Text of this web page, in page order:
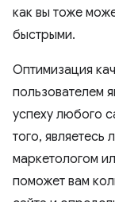
как вы тоже
быстрыми.
Оптимизация
пользователем
успеху любого
того, являетесь
маркетологом
поможет вам